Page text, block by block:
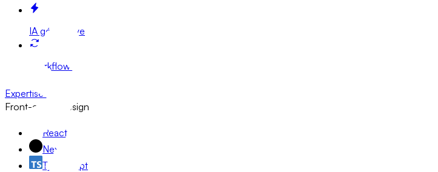
IA générative
Workflow n8n
Expertises
Front-end & Design
React
Next.js
TypeScript